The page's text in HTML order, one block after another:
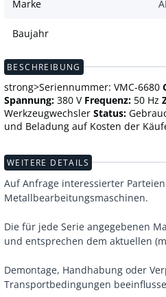
Marke
Baujahr
BESCHREIBUNG
strong>Seriennummer: VMC-6680
Spannung: 380 V Frequenz: 50 Hz
Werkzeugwechsler Status:
und Beladung auf Kosten der
WEITERE DETAILS
Auf Anfrage interessierter
Metallbearbeitungsmaschinen.
Die für jede Serie angegebenen
und entsprechen dem aktuellen
Demontage, Handhabung oder
Transportbedingungen